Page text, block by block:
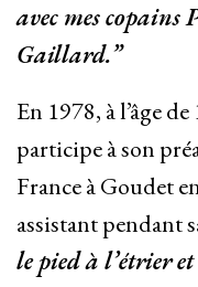
avec mes copains
Gaillard.”
En 1978, à l’âge
participe à son
France à Goudet
assistant pendant
le pied à l’étrier